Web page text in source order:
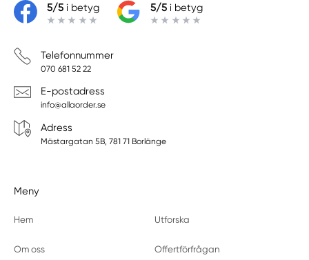
5/5i betyg 5/5i betyg
Telefonnummer
070 681 52 22
E-postadress
info@allaorder.se
Adress
Mästargatan 5B, 781 71 Borlänge
Meny
Hem Utforska
Om oss Offertförfrågan